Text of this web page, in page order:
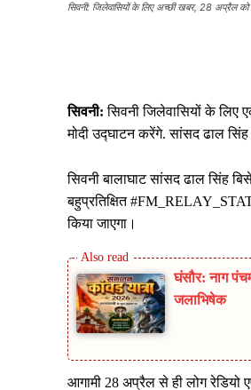
सिवनी: जिलेवासियों के लिए अच्छी खबर, 28 अप्रैल
सिवनी: सिवनी जिलेवासियों के लिए
मोदी उद्घाटन करेंगे. सांसद ढाल
सिवनी बालाघाट सांसद ढाल सिंह
बहुप्रतिक्षित
किया जाएगा।
घंसौर: नाग
जलाभिषेक
आगामी 28 अप्रैल से ही लोग रेडियो